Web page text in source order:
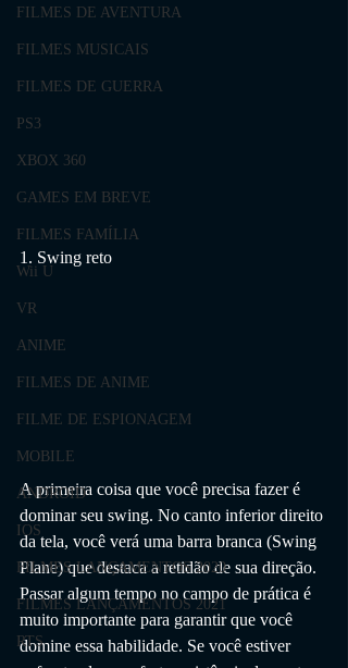
FILMES DE AVENTURA
FILMES MUSICAIS
FILMES DE GUERRA
PS3
XBOX 360
GAMES EM BREVE
FILMES FAMÍLIA
Wii U
VR
ANIME
FILMES DE ANIME
FILME DE ESPIONAGEM
MOBILE
ANDROID
IOS
FILMES LANÇAMENTOS 2020
FILMES LANÇAMENTOS 2021
RTS
1. Swing reto
A primeira coisa que você precisa fazer é
dominar seu swing. No canto inferior direito
da tela, você verá uma barra branca (Swing
Plane) que destaca a retidão de sua direção.
Passar algum tempo no campo de prática é
muito importante para garantir que você
domine essa habilidade. Se você estiver